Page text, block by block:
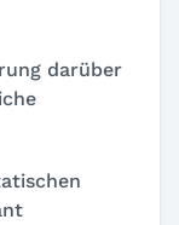
darüber